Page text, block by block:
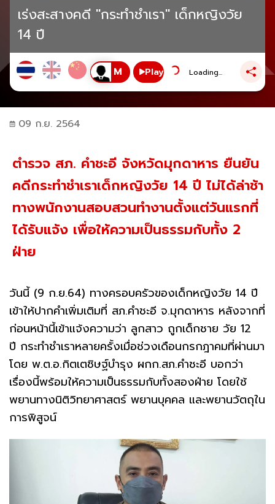
เร่งสะสางคดี "กระทำชำเรา" เด็กหญิงวัย
14 ปี
Play Loading...
09 ก.ย. 2564
ตำรวจ สภ. คำชะอี จังหวัดมุกดาหาร ยืนยัน
คดีกระทำชำเราเด็กหญิงวัย 14 ปี ไม่ได้ล่าช้า
ทางพนักงานสอบสวนทำงานตั้งแต่วันแรกที่
ได้รับแจ้ง เพื่อให้ความเป็นธรรมกับทั้ง 2
ฝ่าย
วันนี้ (9 ก.ย.64) ทางครอบครัวของเด็กหญิงวัย 14 ปี
เข้าให้ปากคำเพิ่มเติมที่ สภ.คำชะอี จ.มุกดาหาร หลังจากที่
ก่อนหน้านี้เข้าแจ้งความว่า ลูกสาว ถูกเด็กชาย วัย 12
ปี กระทำชำเราหลายครั้งเมื่อช่วงเดือนกรกฎาคมที่ผ่านมา
โดย พ.ต.อ.กิตเตชิษฐ์บำรุง ผกก.สภ.คำชะอี บอกว่า
เรื่องนี้พร้อมให้ความเป็นธรรมกับทั้งสองฝ่าย โดยใช้
พยานทางนิติวิทยาศาสตร์ พยานบุคคล และพยานวัตถุใน
การพิสูจน์